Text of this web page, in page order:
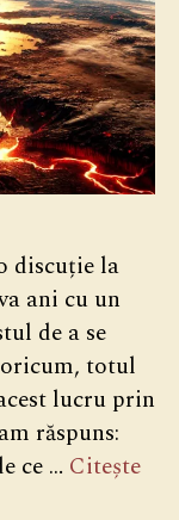
discuție la
ani cu un
de a se
oricum, totul
lucru prin
răspuns:
ce … Citește